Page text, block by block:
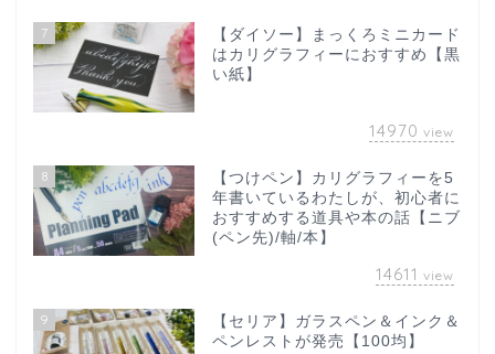
7
【ダイソー】まっくろミニカード
はカリグラフィーにおすすめ【黒
い紙】
14970 view
8
【つけペン】カリグラフィーを5
年書いているわたしが、初心者に
おすすめする道具や本の話【ニブ
(ペン先)/軸/本】
14611 view
9
【セリア】ガラスペン＆インク＆
ペンレストが発売【100均】